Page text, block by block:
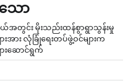
ော
အတွင်း မိုးသည်းထန်စွာရွာသွန်းမှု
းအား လုံခြုံရေးတပ်ဖွဲ့ဝင်များက
ဆောင်ရွက်